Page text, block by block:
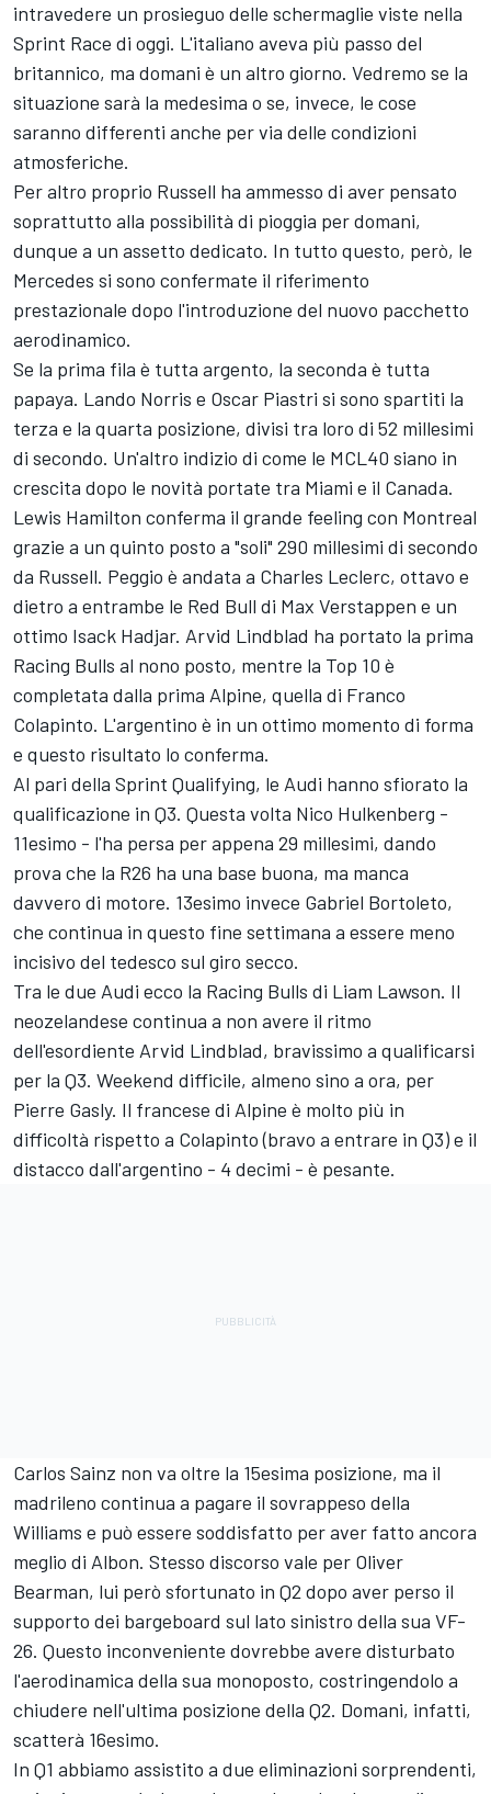
intravedere un prosieguo delle schermaglie viste nella
Sprint Race di oggi. L'italiano aveva più passo del
britannico, ma domani è un altro giorno. Vedremo se la
situazione sarà la medesima o se, invece, le cose
saranno differenti anche per via delle condizioni
atmosferiche.
Per altro proprio Russell ha ammesso di aver pensato
soprattutto alla possibilità di pioggia per domani,
dunque a un assetto dedicato. In tutto questo, però, le
Mercedes si sono confermate il riferimento
prestazionale dopo l'introduzione del nuovo pacchetto
aerodinamico.
Se la prima fila è tutta argento, la seconda è tutta
papaya. Lando Norris e Oscar Piastri si sono spartiti la
terza e la quarta posizione, divisi tra loro di 52 millesimi
di secondo. Un'altro indizio di come le MCL40 siano in
crescita dopo le novità portate tra Miami e il Canada.
Lewis Hamilton conferma il grande feeling con Montreal
grazie a un quinto posto a "soli" 290 millesimi di secondo
da Russell. Peggio è andata a Charles Leclerc, ottavo e
dietro a entrambe le Red Bull di Max Verstappen e un
ottimo Isack Hadjar. Arvid Lindblad ha portato la prima
Racing Bulls al nono posto, mentre la Top 10 è
completata dalla prima Alpine, quella di Franco
Colapinto. L'argentino è in un ottimo momento di forma
e questo risultato lo conferma.
Al pari della Sprint Qualifying, le Audi hanno sfiorato la
qualificazione in Q3. Questa volta Nico Hulkenberg -
11esimo - l'ha persa per appena 29 millesimi, dando
prova che la R26 ha una base buona, ma manca
davvero di motore. 13esimo invece Gabriel Bortoleto,
che continua in questo fine settimana a essere meno
incisivo del tedesco sul giro secco.
Tra le due Audi ecco la Racing Bulls di Liam Lawson. Il
neozelandese continua a non avere il ritmo
dell'esordiente Arvid Lindblad, bravissimo a qualificarsi
per la Q3. Weekend difficile, almeno sino a ora, per
Pierre Gasly. Il francese di Alpine è molto più in
difficoltà rispetto a Colapinto (bravo a entrare in Q3) e il
distacco dall'argentino - 4 decimi - è pesante.
Carlos Sainz non va oltre la 15esima posizione, ma il
madrileno continua a pagare il sovrappeso della
Williams e può essere soddisfatto per aver fatto ancora
meglio di Albon. Stesso discorso vale per Oliver
Bearman, lui però sfortunato in Q2 dopo aver perso il
supporto dei bargeboard sul lato sinistro della sua VF-
26. Questo inconveniente dovrebbe avere disturbato
l'aerodinamica della sua monoposto, costringendolo a
chiudere nell'ultima posizione della Q2. Domani, infatti,
scatterà 16esimo.
In Q1 abbiamo assistito a due eliminazioni sorprendenti,